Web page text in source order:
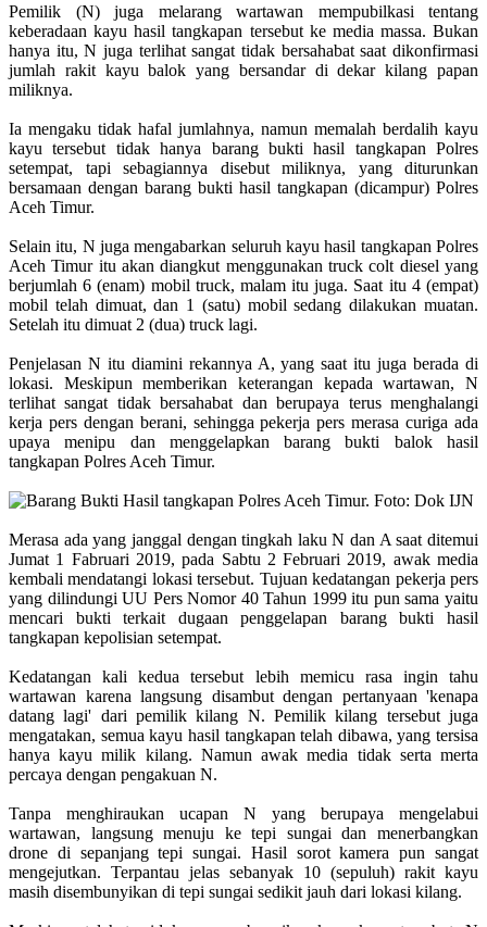
Pemilik (N) juga melarang wartawan mempubilkasi tentang
keberadaan kayu hasil tangkapan tersebut ke media massa. Bukan
hanya itu, N juga terlihat sangat tidak bersahabat saat dikonfirmasi
jumlah rakit kayu balok yang bersandar di dekar kilang papan
miliknya.
Ia mengaku tidak hafal jumlahnya, namun memalah berdalih kayu
kayu tersebut tidak hanya barang bukti hasil tangkapan Polres
setempat, tapi sebagiannya disebut miliknya, yang diturunkan
bersamaan dengan barang bukti hasil tangkapan (dicampur) Polres
Aceh Timur.
Selain itu, N juga mengabarkan seluruh kayu hasil tangkapan Polres
Aceh Timur itu akan diangkut menggunakan truck colt diesel yang
berjumlah 6 (enam) mobil truck, malam itu juga. Saat itu 4 (empat)
mobil telah dimuat, dan 1 (satu) mobil sedang dilakukan muatan.
Setelah itu dimuat 2 (dua) truck lagi.
Penjelasan N itu diamini rekannya A, yang saat itu juga berada di
lokasi. Meskipun memberikan keterangan kepada wartawan, N
terlihat sangat tidak bersahabat dan berupaya terus menghalangi
kerja pers dengan berani, sehingga pekerja pers merasa curiga ada
upaya menipu dan menggelapkan barang bukti balok hasil
tangkapan Polres Aceh Timur.
Merasa ada yang janggal dengan tingkah laku N dan A saat ditemui
Jumat 1 Fabruari 2019, pada Sabtu 2 Februari 2019, awak media
kembali mendatangi lokasi tersebut. Tujuan kedatangan pekerja pers
yang dilindungi UU Pers Nomor 40 Tahun 1999 itu pun sama yaitu
mencari bukti terkait dugaan penggelapan barang bukti hasil
tangkapan kepolisian setempat.
Kedatangan kali kedua tersebut lebih memicu rasa ingin tahu
wartawan karena langsung disambut dengan pertanyaan 'kenapa
datang lagi' dari pemilik kilang N. Pemilik kilang tersebut juga
mengatakan, semua kayu hasil tangkapan telah dibawa, yang tersisa
hanya kayu milik kilang. Namun awak media tidak serta merta
percaya dengan pengakuan N.
Tanpa menghiraukan ucapan N yang berupaya mengelabui
wartawan, langsung menuju ke tepi sungai dan menerbangkan
drone di sepanjang tepi sungai. Hasil sorot kamera pun sangat
mengejutkan. Terpantau jelas sebanyak 10 (sepuluh) rakit kayu
masih disembunyikan di tepi sungai sedikit jauh dari lokasi kilang.